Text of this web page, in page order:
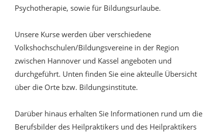
Psychotherapie, sowie für Bildungsurlaube.
Unsere Kurse werden über verschiedene
Volkshochschulen/Bildungsvereine in der Region
zwischen Hannover und Kassel angeboten und
durchgeführt. Unten finden Sie eine akteulle Übersicht
über die Orte bzw. Bildungsinstitute.
Darüber hinaus erhalten Sie Informationen rund um die
Berufsbilder des Heilpraktikers und des Heilpraktikers